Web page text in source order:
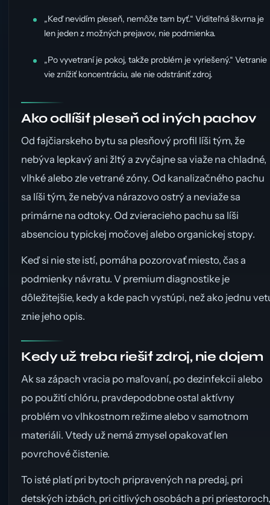
„Keď nevidím pleseň, nemôže tam byť.“ Viditeľná škvrna je
len jeden z možných prejavov, nie podmienka.
„Po vyvetraní je pokoj, takže problém je vyriešený.“ Vetranie
vie znížiť koncentráciu, ale nie odstrániť zdroj.
Ako odlíšiť pleseň od iných pachov
Od fajčiarskeho bytu sa plesňový profil líši tým, že
nebýva lepkavý ani žltý a zvyčajne sa viaže na chladné,
vlhké alebo zle vetrané zóny. Od kanalizačného pachu
sa líši tým, že nebýva nárazovo ostrý a neviaže sa
primárne na odtoky. Od zvieracieho pachu sa líši
absenciou typickej močovej alebo organickej stopy.
Keď si nie ste istí, pomáha pozorovať miesto, čas a
podmienky návratu. V premium diagnostike je
dôležitejšie, kedy a kde pach vystúpi, než ako jednu
znie jeho opis.
Kedy už treba riešiť zdroj, nie dojem
Ak sa zápach vracia po maľovaní, po dezinfekcii alebo
po použití chlóru, pravdepodobne ostal aktívny
problém vo vlhkostnom režime alebo v samotnom
materiáli. Vtedy už nemá zmysel opakovať len
povrchové čistenie.
To isté platí pri bytoch pripravených na predaj, pri
detských izbách, pri citlivých osobách a pri priestoroch,